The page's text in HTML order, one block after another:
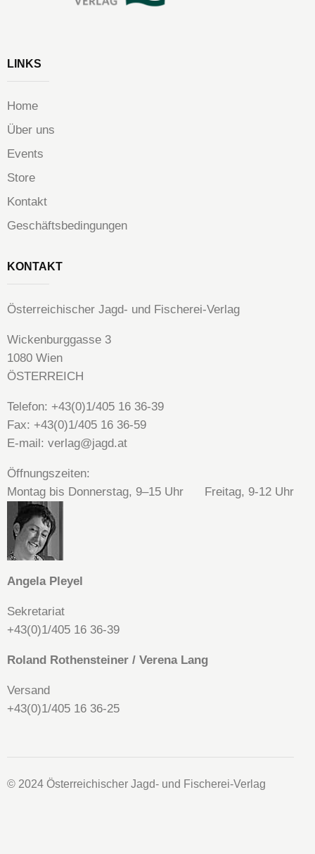
LINKS
Home
Über uns
Events
Store
Kontakt
Geschäftsbedingungen
KONTAKT
Österreichischer Jagd- und Fischerei-Verlag
Wickenburggasse 3
1080 Wien
ÖSTERREICH
Telefon: +43(0)1/405 16 36-39
Fax: +43(0)1/405 16 36-59
E-mail: verlag@jagd.at
Öffnungszeiten:
Montag bis Donnerstag, 9–15 Uhr Freitag, 9-12 Uhr
AngelaPleyel
Sekretariat
+43(0)1/405 16 36-39
Roland Rothensteiner / Verena Lang
Versand
+43(0)1/405 16 36-25
© 2024 Österreichischer Jagd- und Fischerei-Verlag